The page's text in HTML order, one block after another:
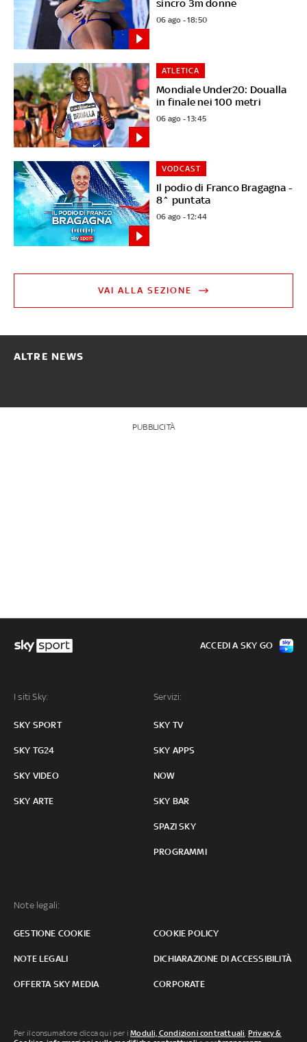
sincro 3m donne
06 ago - 18:50
Mondiale Under20: Doualla
in finale nei 100 metri
ATLETICA
06 ago - 13:45
Il podio di Franco Bragagna -
8^ puntata
VODCAST
06 ago - 12:44
VAI ALLA SEZIONE
ALTRE NEWS
PUBBLICITÀ
I siti Sky:
SKY SPORT
SKY TG24
SKY VIDEO
SKY ARTE
Servizi:
SKY TV
SKY APPS
NOW
SKY BAR
SPAZI SKY
PROGRAMMI
Note legali:
GESTIONE COOKIE COOKIE POLICY
NOTE LEGALI DICHIARAZIONE DI ACCESSIBILITÀ
OFFERTA SKY MEDIA CORPORATE
ACCEDI A SKY GO
Per il consumatore clicca qui per iModuli, Condizioni contrattuali, Privacy &